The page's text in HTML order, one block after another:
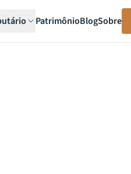
PatrimônioBlogSobre